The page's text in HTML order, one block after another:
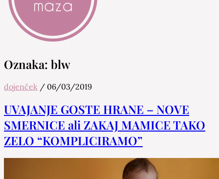
Mamina Maza
Blog & Portal za starše in bodoče starše
Oznaka: blw
dojenček / 06/03/2019
UVAJANJE GOSTE HRANE – NOVE
SMERNICE ali ZAKAJ MAMICE TAKO
ZELO “KOMPLICIRAMO”